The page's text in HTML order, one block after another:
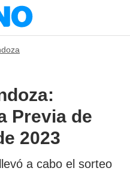
Previa de
2023
a cabo el sorteo